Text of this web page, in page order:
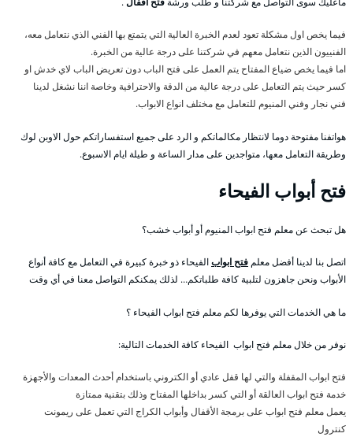
فيما يخص اول مشكلة تعود لعدم الخبرة العالية التي يتمتع بها الفني الذي نتعامل معه،
الفنييون الذين نتعامل معهم في شركتنا على درجة عالية من الخبرة.
اما فيما يخص ضياع المفتاح يتم العمل على فتح الباب دون تعريض الباب لاي خدش او
كسر حيث يتم التعامل على درجة عالية من الدقة والاحترافية وخاصة اننا نشغل لدينا
فني نجار وفني المنيوم للتعامل مع مختلف انواع الابواب.
هواتفنا مفتوحة دوما لانتظار مكالماتكم و الرد على جميع استفساراتكم حول الاوبن لوك
وطريقة التعامل معها، متواجدين على مدار الساعة و طيلة ايام الاسبوع.
فتح أبواب الفيحاء
هل تبحث عن معلم فتح ابواب المنيوم أو أبواب خشب؟
اتصل بنا لدينا أفضل معلمفتح ابوابالفيحاء ذو خبرة كبيرة في التعامل مع كافة أنواع
الأبواب ونحن جاهزون لتلبية كافة طلباتكم… لذلك يمكنكم التواصل معنا في أي وقت
ما هي الخدمات التي يوفرها لكم معلم فتح ابواب الفيحاء ؟
نوفر من خلال معلم فتح ابواب الفيحاء كافة الخدمات التالية:
فتح ابواب المقفلة والتي لها قفل عادي أو الكتروني باستخدام أحدث المعدات والأجهزة
خدمة فتح ابواب العالقة أو التي كسر بداخلها المفتاح وذلك بتقنية ممتازة
يعمل معلم فتح ابواب على برمجة الأقفال وأبواب الكراج التي تعمل على ريمونت
كنترول